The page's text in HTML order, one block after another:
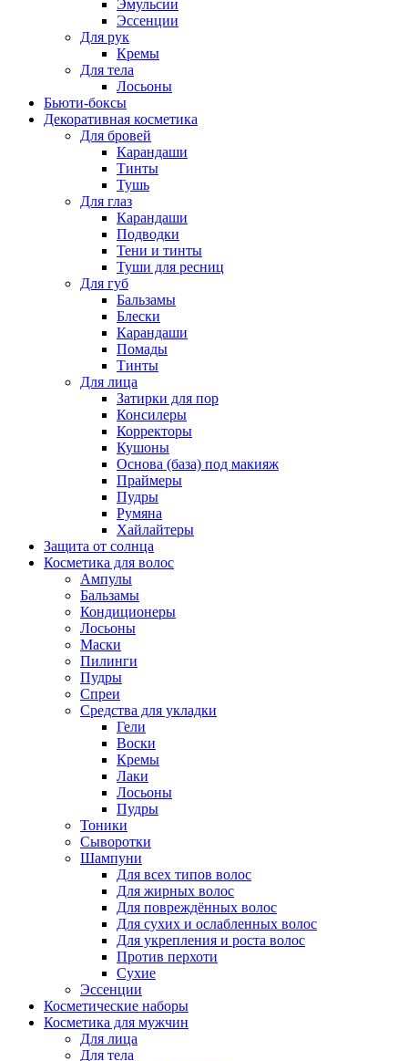
Эмульсии
Эссенции
Для рук
Кремы
Для тела
Лосьоны
Бьюти-боксы
Декоративная косметика
Для бровей
Карандаши
Тинты
Тушь
Для глаз
Карандаши
Подводки
Тени и тинты
Туши для ресниц
Для губ
Бальзамы
Блески
Карандаши
Помады
Тинты
Для лица
Затирки для пор
Консилеры
Корректоры
Кушоны
Основа (база) под макияж
Праймеры
Пудры
Румяна
Хайлайтеры
Защита от солнца
Косметика для волос
Ампулы
Бальзамы
Кондиционеры
Лосьоны
Маски
Пилинги
Пудры
Спреи
Средства для укладки
Гели
Воски
Кремы
Лаки
Лосьоны
Пудры
Тоники
Сыворотки
Шампуни
Для всех типов волос
Для жирных волос
Для повреждённых волос
Для сухих и ослабленных волос
Для укрепления и роста волос
Против перхоти
Сухие
Эссенции
Косметические наборы
Косметика для мужчин
Для лица
Для тела